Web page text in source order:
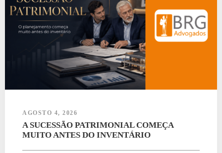
AGOSTO 4, 2026
A SUCESSÃO PATRIMONIAL COMEÇA
MUITO ANTES DO INVENTÁRIO